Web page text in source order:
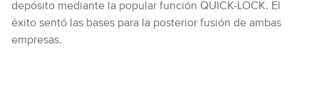
depósito mediante la popular función QUICK-LOCK. El
éxito sentó las bases para la posterior fusión de ambas
empresas.